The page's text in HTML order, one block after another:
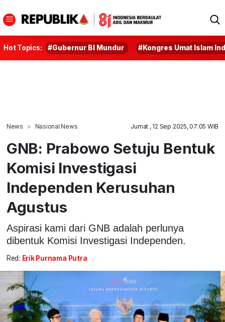
Hot Topics: #Gubernur BI Mundur #Kongres Umat Islam
News Nasional News Jumat , 12 Sep 2025, 07:05 WIB
GNB: Prabowo Setuju Bentuk
Komisi Investigasi
Independen Kerusuhan
Agustus
Aspirasi kami dari GNB adalah perlunya
dibentuk Komisi Investigasi Independen.
Red: Erik Purnama Putra